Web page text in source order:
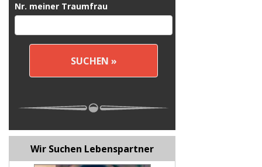
Nr. meiner Traumfrau
Wir Suchen Lebenspartner